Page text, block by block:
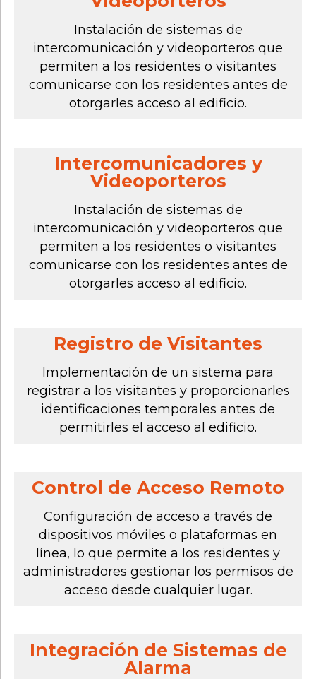
Instalación de sistemas de
intercomunicación y videoporteros que
permiten a los residentes o visitantes
comunicarse con los residentes antes de
otorgarles acceso al edificio.
Intercomunicadores y
Videoporteros
Instalación de sistemas de
intercomunicación y videoporteros que
permiten a los residentes o visitantes
comunicarse con los residentes antes de
otorgarles acceso al edificio.
Registro de Visitantes
Implementación de un sistema para
registrar a los visitantes y proporcionarles
identificaciones temporales antes de
permitirles el acceso al edificio.
Control de Acceso Remoto
Configuración de acceso a través de
dispositivos móviles o plataformas en
línea, lo que permite a los residentes y
administradores gestionar los permisos de
acceso desde cualquier lugar.
Integración de Sistemas de
Alarma